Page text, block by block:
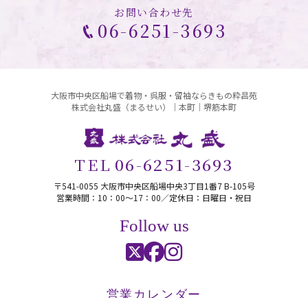
お問い合わせ先
06-6251-3693
大阪市中央区船場で着物・呉服・留袖ならきもの粋昌苑
株式会社丸盛（まるせい）｜本町｜堺筋本町
TEL 06-6251-3693
〒541-0055 大阪市中央区船場中央3丁目1番7 B-105号
営業時間：10：00〜17：00／定休日：日曜日・祝日
Follow us
営業カレンダー